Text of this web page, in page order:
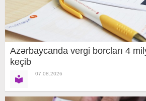
Azərbaycanda vergi borcları 4
keçib
07.08.2026